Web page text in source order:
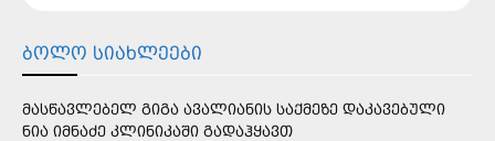
ᲑᲝᲚᲝ ᲡᲘᲐᲮᲚᲔᲔᲑᲘ
ᲛᲐᲡᲬᲐᲕᲚᲔᲑᲔᲚ ᲒᲘᲒᲐ ᲐᲕᲐᲚᲘᲐᲜᲘᲡ ᲡᲐᲥᲛᲔᲖᲔ ᲓᲐᲙᲐᲕᲔᲑᲣᲚᲘ
ᲜᲘᲐ ᲘᲛᲜᲐᲫᲔ ᲙᲚᲘᲜᲘᲙᲐᲨᲘ ᲒᲐᲓᲐᲰᲧᲐᲕᲗ